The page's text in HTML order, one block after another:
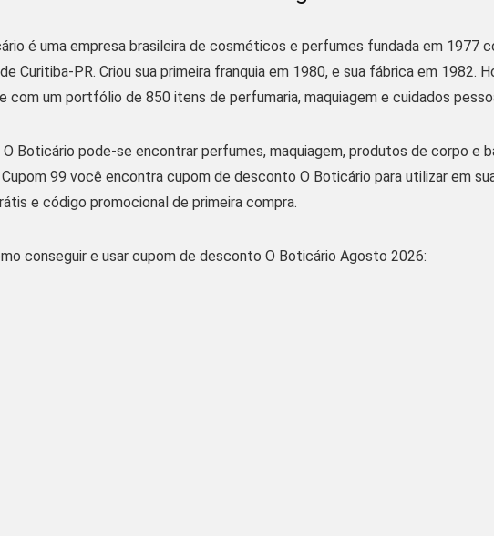
é uma empresa brasileira de cosméticos e perfumes fundada em 1977
Curitiba-PR. Criou sua primeira franquia em 1980, e sua fábrica em 1982.
com um portfólio de 850 itens de perfumaria, maquiagem e cuidados
Boticário pode-se encontrar perfumes, maquiagem, produtos de corpo e
Cupom 99 você encontra cupom de desconto O Boticário para utilizar em
e código promocional de primeira compra.
conseguir e usar cupom de desconto O Boticário Agosto 2026: